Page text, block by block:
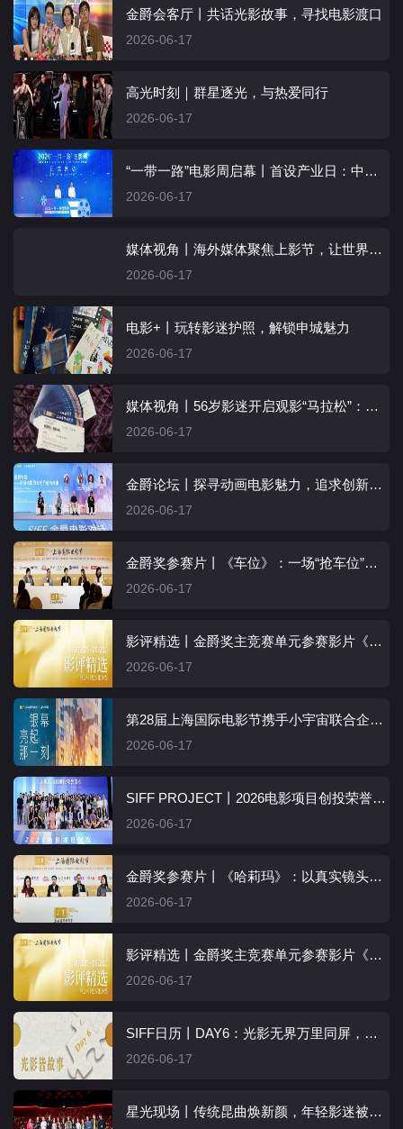
金爵会客厅丨共话光影故事，寻找电影渡口
2026-06-17
高光时刻｜群星逐光，与热爱同行
2026-06-17
“一带一路”电影周启幕丨首设产业日：中外机构洽谈意愿强烈， “万里同屏”产业共振
2026-06-17
媒体视角丨海外媒体聚焦上影节，让世界看见中国电影魅力！
2026-06-17
电影+丨玩转影迷护照，解锁申城魅力
2026-06-17
媒体视角丨56岁影迷开启观影“马拉松”：手握41张影票，搭配4副眼镜
2026-06-17
金爵论坛丨探寻动画电影魅力，追求创新共情表达
2026-06-17
金爵奖参赛片丨《车位》：一场“抢车位”的冲突，一次关于人性的哲思
2026-06-17
影评精选丨金爵奖主竞赛单元参赛影片《车位》
2026-06-17
第28届上海国际电影节携手小宇宙联合企划：从片场到播客
2026-06-17
SIFF PROJECT丨2026电影项目创投荣誉推荐项目揭晓
2026-06-17
金爵奖参赛片丨《哈莉玛》：以真实镜头再现生命韧性
2026-06-17
影评精选丨金爵奖主竞赛单元参赛影片《哈莉玛》
2026-06-17
SIFF日历丨DAY6：光影无界万里同屏，山海和鸣美美与共
2026-06-17
星光现场丨传统昆曲焕新颜，年轻影迷被电影《西厢记（昆曲）》圈粉